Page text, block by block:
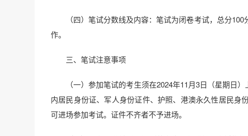
（四）笔试分数线及内容：笔试为闭卷考试，总分100
作。
三、笔试注意事项
（一）参加笔试的考生须在2024年11月3日（星期日）
内居民身份证、军人身份证件、护照、港澳永久性居民身
可进场参加考试。证件不齐者不予进场。